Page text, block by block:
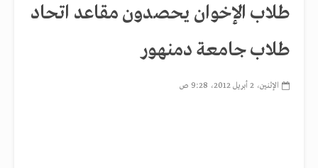
طلاب الإخوان يحصدون مقاعد اتحاد
طلاب جامعة دمنهور
الإثنين، 2 أبريل 2012، 9:28 ص